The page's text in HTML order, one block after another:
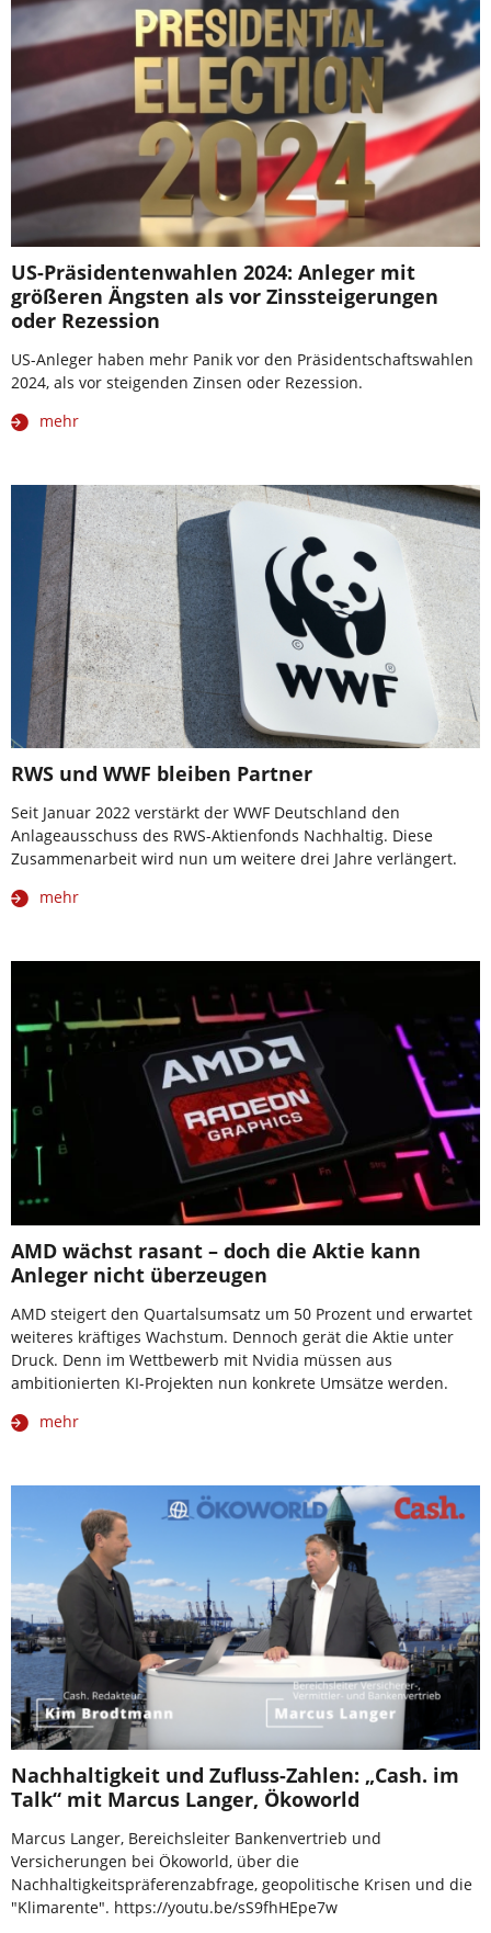
US-Präsidentenwahlen 2024: Anleger mit
größeren Ängsten als vor Zinssteigerungen
oder Rezession
US-Anleger haben mehr Panik vor den Präsidentschaftswahlen
2024, als vor steigenden Zinsen oder Rezession.
mehr
RWS und WWF bleiben Partner
Seit Januar 2022 verstärkt der WWF Deutschland den
Anlageausschuss des RWS-Aktienfonds Nachhaltig. Diese
Zusammenarbeit wird nun um weitere drei Jahre verlängert.
mehr
AMD wächst rasant – doch die Aktie kann
Anleger nicht überzeugen
AMD steigert den Quartalsumsatz um 50 Prozent und erwartet
weiteres kräftiges Wachstum. Dennoch gerät die Aktie unter
Druck. Denn im Wettbewerb mit Nvidia müssen aus
ambitionierten KI-Projekten nun konkrete Umsätze werden.
mehr
Nachhaltigkeit und Zufluss-Zahlen: „Cash. im
Talk“ mit Marcus Langer, Ökoworld
Marcus Langer, Bereichsleiter Bankenvertrieb und
Versicherungen bei Ökoworld, über die
Nachhaltigkeitspräferenzabfrage, geopolitische Krisen und die
"Klimarente". https://youtu.be/sS9fhHEpe7w